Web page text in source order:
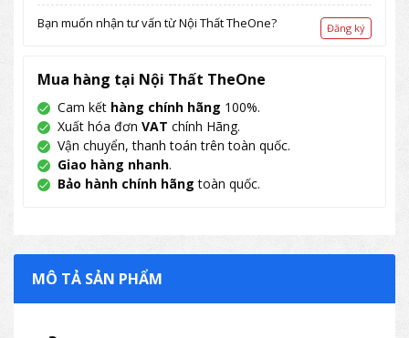
Bạn muốn nhận tư vấn từ Nội Thất TheOne? Đăng ký
Mua hàng tại Nội Thất TheOne
Cam kết hàng chính hãng 100%.
Xuất hóa đơn VAT chính Hãng.
Vận chuyển, thanh toán trên toàn quốc.
Giao hàng nhanh.
Bảo hành chính hãng toàn quốc.
MÔ TẢ SẢN PHẨM